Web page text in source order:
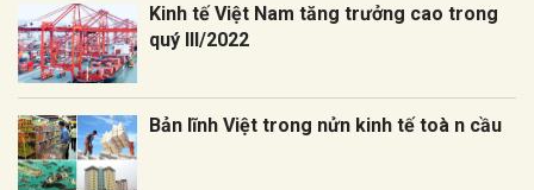
Kinh tế Việt Nam tăng trưởng cao trong
quý III/2022
Bản lĩnh Việt trong nửn kinh tế toà n cầu